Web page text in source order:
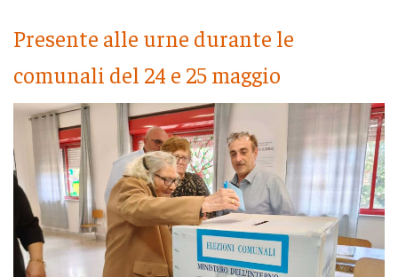
Presente alle urne durante le
comunali del 24 e 25 maggio